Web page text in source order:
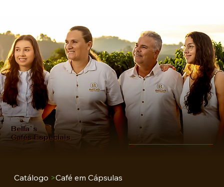
Bella`s
Cafés Especiais
Catálogo >Café em Cápsulas